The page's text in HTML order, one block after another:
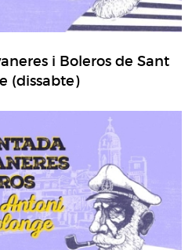
i Boleros de Sant
(dissabte)